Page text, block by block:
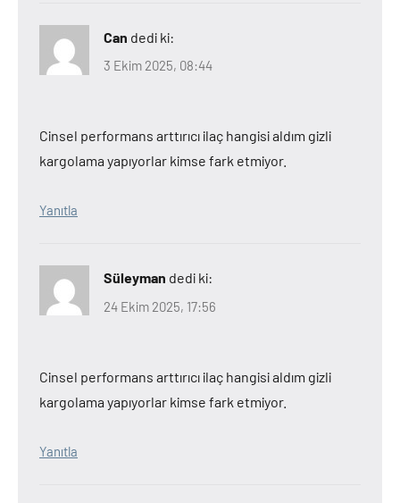
Can dedi ki:
3 Ekim 2025, 08:44
Cinsel performans arttırıcı ilaç hangisi aldım gizli
kargolama yapıyorlar kimse fark etmiyor.
Yanıtla
Süleyman dedi ki:
24 Ekim 2025, 17:56
Cinsel performans arttırıcı ilaç hangisi aldım gizli
kargolama yapıyorlar kimse fark etmiyor.
Yanıtla